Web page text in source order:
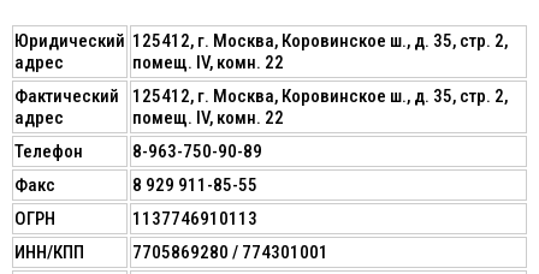
Юридический
адрес
125412, г. Москва, Коровинское ш., д. 35, стр. 2,
помещ. IV, комн. 22
Фактический
адрес
125412, г. Москва, Коровинское ш., д. 35, стр. 2,
помещ. IV, комн. 22
Телефон
8-963-750-90-89
Факс
8 929 911-85-55
ОГРН
1137746910113
ИНН/КПП
7705869280 / 774301001